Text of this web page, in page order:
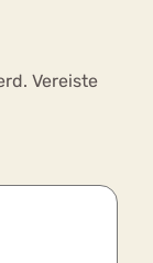
Vereiste